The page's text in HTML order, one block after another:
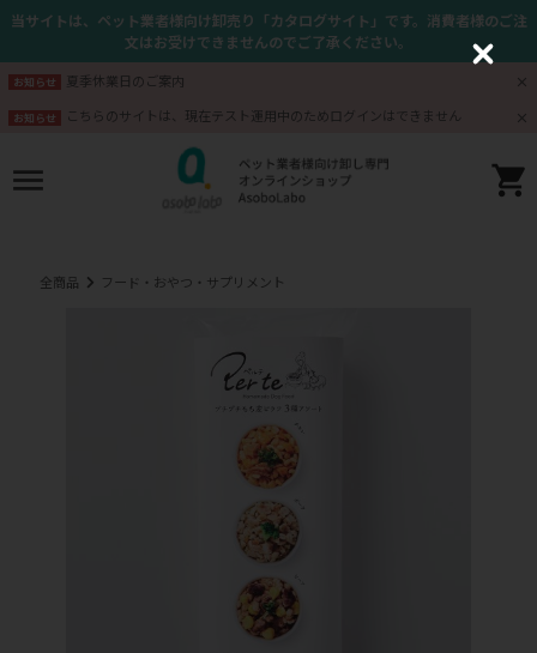
当サイトは、ペット業者様向け卸売り「カタログサイト」です。消費者様のご注
文はお受けできませんのでご了承ください。
お知らせ 夏季休業日のご案内
お知らせ こちらのサイトは、現在テスト運用中のためログインはできません
全商品 フード・おやつ・サプリメント
C